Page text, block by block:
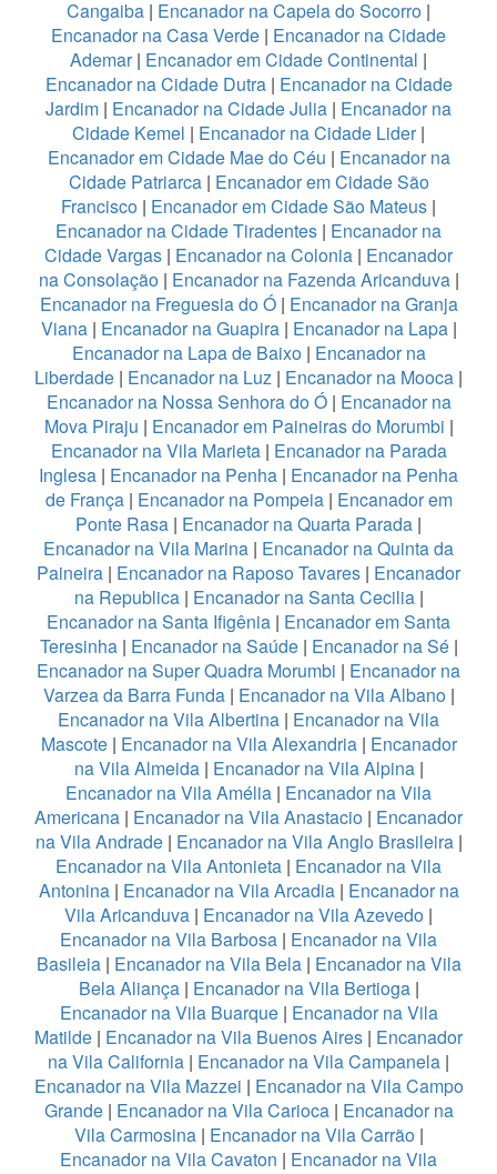
Cangaiba | Encanador na Capela do Socorro |
Encanador na Casa Verde | Encanador na Cidade
Ademar| Encanador em Cidade Continental |
Encanador na Cidade Dutra | Encanador na Cidade
Jardim | Encanador na Cidade Julia | Encanador na
Cidade Kemel | Encanador na Cidade Lider|
Encanador em Cidade Mae do Céu | Encanador na
Cidade Patriarca| Encanador em Cidade São
Francisco | Encanador em Cidade São Mateus |
Encanador na Cidade Tiradentes | Encanador na
Cidade Vargas | Encanador na Colonia | Encanador
na Consolação | Encanador na Fazenda Aricanduva|
Encanador na Freguesia do Ó| Encanador na Granja
Viana| Encanador na Guapira| Encanador na Lapa|
Encanador na Lapa de Baixo | Encanador na
Liberdade | Encanador na Luz | Encanador na Mooca |
Encanador na Nossa Senhora do Ó| Encanador na
Mova Piraju | Encanador em Paineiras do Morumbi |
Encanador na Vila Marieta| Encanador na Parada
Inglesa | Encanador na Penha | Encanador na Penha
de França | Encanador na Pompeia| Encanador em
Ponte Rasa | Encanador na Quarta Parada |
Encanador na Vila Marina | Encanador na Quinta da
Paineira | Encanador na Raposo Tavares | Encanador
na Republica| Encanador na Santa Cecilia|
Encanador na Santa Ifigênia | Encanador em Santa
Teresinha| Encanador na Saúde| Encanador na Sé|
Encanador na Super Quadra Morumbi | Encanador na
Varzea da Barra Funda| Encanador na Vila Albano|
Encanador na Vila Albertina | Encanador na Vila
Mascote| Encanador na Vila Alexandria| Encanador
na Vila Almeida | Encanador na Vila Alpina |
Encanador na Vila Amélia | Encanador na Vila
Americana | Encanador na Vila Anastacio | Encanador
na Vila Andrade| Encanador na Vila Anglo Brasileira|
Encanador na Vila Antonieta | Encanador na Vila
Antonina| Encanador na Vila Arcadia | Encanador na
Vila Aricanduva | Encanador na Vila Azevedo |
Encanador na Vila Barbosa | Encanador na Vila
Basileia| Encanador na Vila Bela| Encanador na Vila
Bela Aliança| Encanador na Vila Bertioga|
Encanador na Vila Buarque| Encanador na Vila
Matilde | Encanador na Vila Buenos Aires | Encanador
na Vila California | Encanador na Vila Campanela |
Encanador na Vila Mazzei | Encanador na Vila Campo
Grande| Encanador na Vila Carioca| Encanador na
Vila Carmosina| Encanador na Vila Carrão|
Encanador na Vila Cavaton | Encanador na Vila